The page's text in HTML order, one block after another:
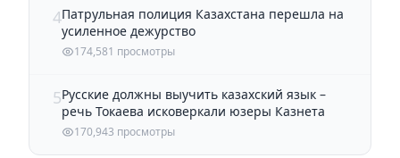
4Патрульная полиция Казахстана перешла на
усиленное дежурство
174,581 просмотры
5Русские должны выучить казахский язык –
речь Токаева исковеркали юзеры Казнета
170,943 просмотры